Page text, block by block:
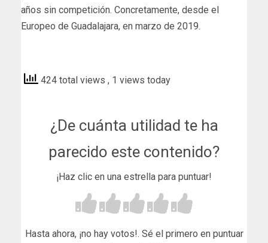
años sin competición. Concretamente, desde el
Europeo de Guadalajara, en marzo de 2019.
424 total views , 1 views today
¿De cuánta utilidad te ha
parecido este contenido?
¡Haz clic en una estrella para puntuar!
Hasta ahora, ¡no hay votos!. Sé el primero en puntuar